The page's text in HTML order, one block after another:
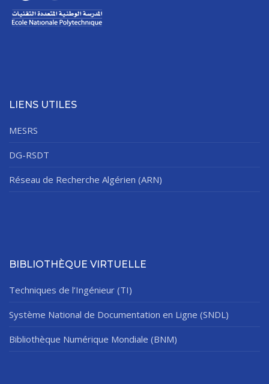
LIENS UTILES
MESRS
DG-RSDT
Réseau de Recherche Algérien (ARN)
BIBLIOTHÈQUE VIRTUELLE
Techniques de l’Ingénieur (TI)
Système National de Documentation en Ligne (SNDL)
Bibliothèque Numérique Mondiale (BNM)